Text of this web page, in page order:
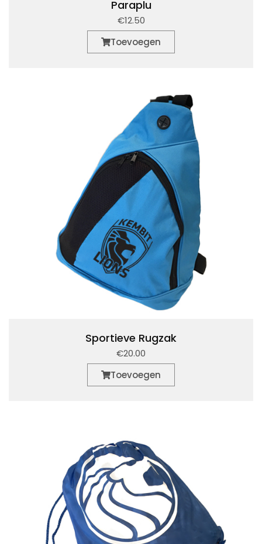
Paraplu
€12.50
Toevoegen
Sportieve Rugzak
€20.00
Toevoegen